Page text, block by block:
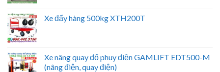
Xe đẩy hàng 500kg XTH200T
Xe nâng quay đổ phuy điện GAMLIFT EDT500-M
(nâng điện, quay điện)